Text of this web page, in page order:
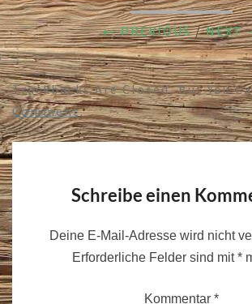
← PREVIOUS/NEXT
Trackbacks Are Closed, But You
Comment.
Schreibe einen
Deine E-Mail-Adresse wird nicht
Erforderliche Felder sind mit*
Kommentar *